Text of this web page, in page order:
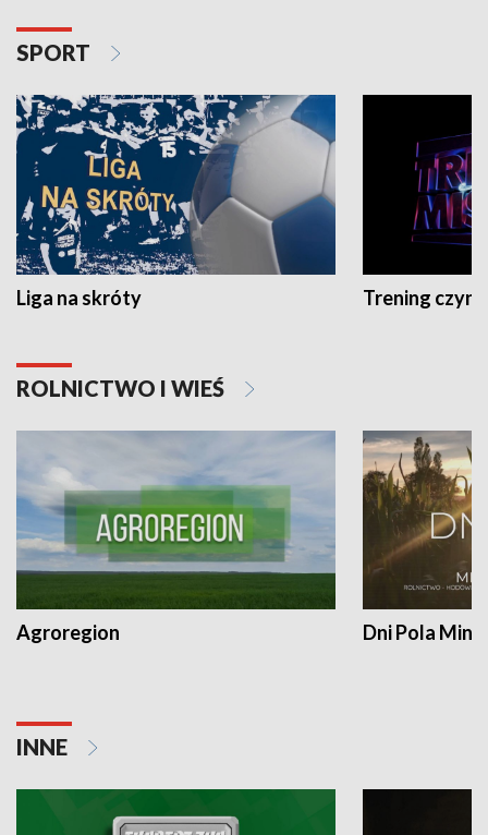
SPORT
Liga na skróty Trening czyni
ROLNICTWO I WIEŚ
Agroregion Dni Pola
INNE